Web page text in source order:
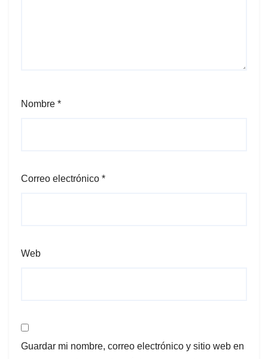
Nombre *
Correo electrónico *
Web
Guardar mi nombre, correo electrónico y sitio web en